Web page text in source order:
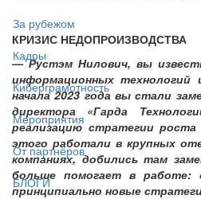
За рубежом
Кадры
Киберграмотность
Мероприятия
От партнёров
БЛОГИ
КРИЗИС НЕДОПРОИЗВОДСТВА
— Рустэм Нилович, вы
информационных технологий
начала 2023 года вы стали
директора «Гарда
реализацию стратегии роста
этого работали в крупных
компаниях, добились там
больше помогает в работе:
принципиально новые